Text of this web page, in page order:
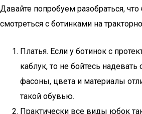
Давайте попробуем разобраться,
смотреться с ботинками на
Платья. Если у ботинок с
каблук, то не бойтесь
фасоны, цвета и материалы
такой обувью.
Практически все виды юбок